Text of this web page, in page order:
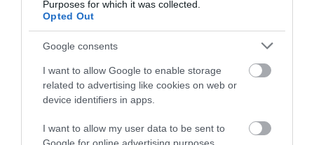
Purposes for which it was collected.
Opted Out
Google consents
I want to allow Google to enable storage
related to advertising like cookies on web or
device identifiers in apps.
I want to allow my user data to be sent to
– Νέο βίντεο
06.08.2026 | 21:00
Καφές: Τα οφέλη της μέτριας
κατανάλωσης σύμφωνα με ειδικό
στο μικροβίωμα του εντέρου
06.08.2026 | 21:00
«Ανάσα» για τους αγρότες στην
Εύβοια: Ολοκληρώθηκε μεγάλο
ΠΕΡΙΣΣΟΤΕΡΑ ΑΠΟ ΕΙΔΗΣΕΙΣ ΕΥΒΟΙΑ